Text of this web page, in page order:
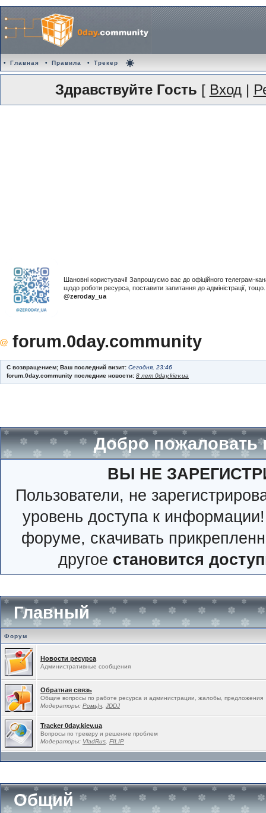
• Главная • Правила • Трекер
Здравствуйте Гость [ Вход|
Шановні користувачі! Запрошуємо вас до офіційного телеграм-
щодо роботи ресурса, поставити запитання до адміністрації,
@zeroday_ua
forum.0day.community
С возвращением; Ваш последний визит: Сегодня, 23:46
forum.0day.community последние новости: 8 лет 0day.kiev.ua
Добро пожаловать
ВЫ НЕ
Пользователи, не
уровень доступа к
форуме, скачивать
другое становится
Главный
Форум
Новости ресурса
Административные сообщения
Обратная связь
Общие вопросы по работе ресурса и администрации, жалобы, предложения
Модераторы: Ромь)ч JDDJ
Tracker 0day.kiev.ua
Вопросы по трекеру и решение проблем
Модераторы: VladRus FILIP
Общий